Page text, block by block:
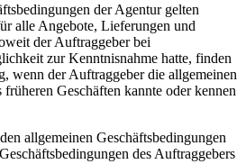
der Agentur gelten
alle Angebote, Lieferungen und
der Auftraggeber bei
zur Kenntnisnahme hatte, finden
wenn der Auftraggeber die allgemeinen
Geschäften kannte oder kennen
allgemeinen Geschäftsbedingungen
des Auftraggebers